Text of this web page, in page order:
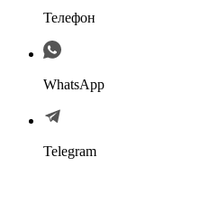
Телефон
WhatsApp
Telegram